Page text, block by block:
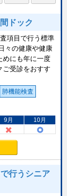
ドック
項目で行う標準
々の健康や健康
めにも年に一度
ご受診をおすす
肺機能検査
9月 10月
行うシニア